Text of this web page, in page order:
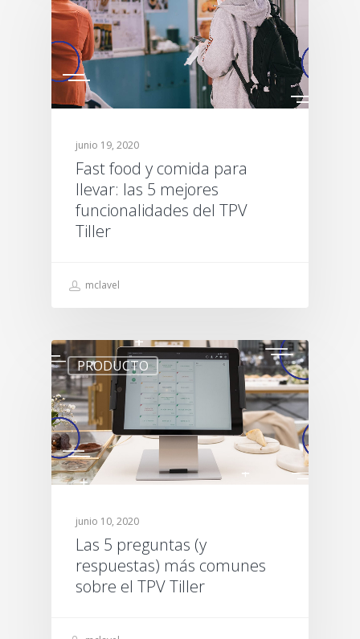
junio 19, 2020
Fast food y comida para
llevar: las 5 mejores
funcionalidades del TPV
Tiller
mclavel
PRODUCTO
junio 10, 2020
Las 5 preguntas (y
respuestas) más comunes
sobre el TPV Tiller